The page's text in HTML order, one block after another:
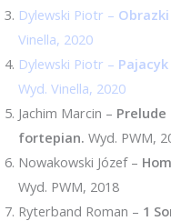
Dylewski Piotr –
Vinella, 2020
Dylewski Piotr –
Wyd. Vinella, 2020
Jachim Marcin – Prelude
fortepian. Wyd. PWM,
Nowakowski Józef –
Wyd. PWM, 2018
Ryterband Roman – 1